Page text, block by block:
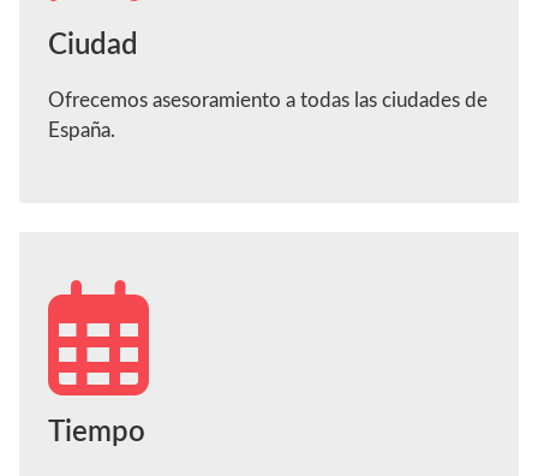
Ciudad
Ofrecemos asesoramiento a todas las ciudades de
España.
Tiempo